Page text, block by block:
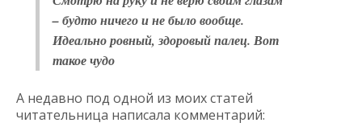
– будто ничего и не было вообще.
Идеально ровный, здоровый палец. Вот
такое чудо
А недавно под одной из моих статей
читательница написала комментарий: